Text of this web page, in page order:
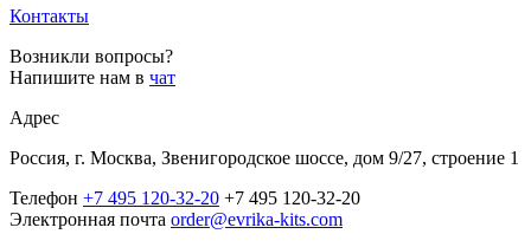
Контакты
Возникли вопросы?
Напишите нам в чат
Адрес
Россия, г. Москва, Звенигородское шоссе, дом 9/27, строение 1
Телефон +7 495 120-32-20 +7 495 120-32-20
Электронная почта order@evrika-kits.com